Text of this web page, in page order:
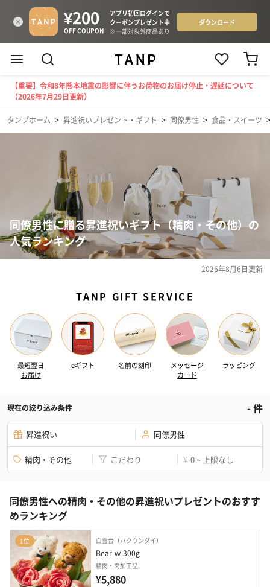
【重要】令和8年熊本地震の影響に伴うお荷物のお届け停止・遅延について
（2026年7月29日更新）
タンプホーム > 昇進祝いプレゼント・ギフト > 同僚男性 > 食品・スイーツ
同僚男性に贈る昇進祝いギフト（精肉・その他）の
人気ランキング
2026年8月6日更新
TANP GIFT SERVICE
最短翌日
お届け
eギフト 名前の刻印
メッセージ
カード
ラッピング
現在の絞り込み条件 -件
昇進祝い 同僚男性
精肉・その他 こだわり ¥ 0 ~ 上限なし
同僚男性への精肉・その他の昇進祝いプレゼントのおすす
めランキング
1位 白雲台（ハクウンダイ）
Bear ｗ 300g
精肉・肉加工品
¥5,880